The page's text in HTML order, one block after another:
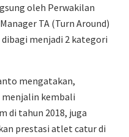
oleh Perwakilan
TA (Turn Around)
menjadi 2 kategori
mengatakan,
kembali
di tahun 2018, juga
prestasi atlet catur di